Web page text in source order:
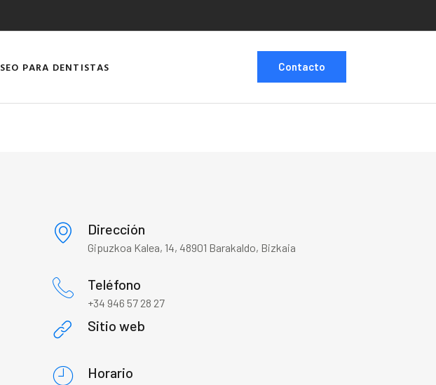
SEO PARA DENTISTAS Contacto
Dirección
Gipuzkoa Kalea, 14, 48901 Barakaldo, Bizkaia
Teléfono
+34 946 57 28 27
Sitio web
Horario